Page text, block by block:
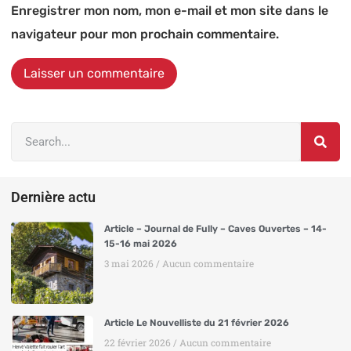
Enregistrer mon nom, mon e-mail et mon site dans le
navigateur pour mon prochain commentaire.
Dernière actu
Article – Journal de Fully – Caves Ouvertes – 14-
15-16 mai 2026
3 mai 2026 Aucun commentaire
Article Le Nouvelliste du 21 février 2026
22 février 2026 Aucun commentaire